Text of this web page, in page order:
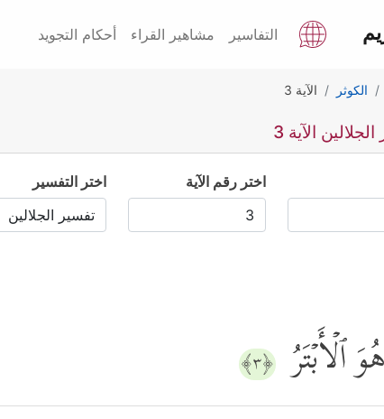
التفاسير مشاهير القراء أحكام التجويد
الكوثر الآية 3
الآية 3
اختر رقم الآية اختر التفسير
ٱلۡأَبۡتَرُ ﴿٣﴾